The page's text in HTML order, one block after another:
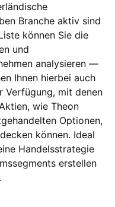
Branche aktiv sind
können Sie die
und
analysieren —
Ihnen hierbei auch
Verfügung, mit denen
wie Theon
Optionen,
können. Ideal
Handelsstrategie
erstellen